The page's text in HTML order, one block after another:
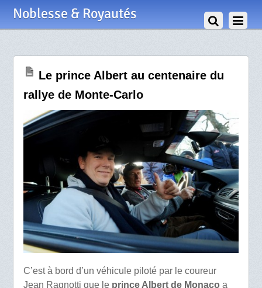
Noblesse & Royautés
Le prince Albert au centenaire du
rallye de Monte-Carlo
C’est à bord d’un véhicule piloté par le coureur
Jean Ragnotti que le prince Albert de Monaco a